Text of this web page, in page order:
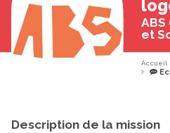
et
Accueil
Description de la mission